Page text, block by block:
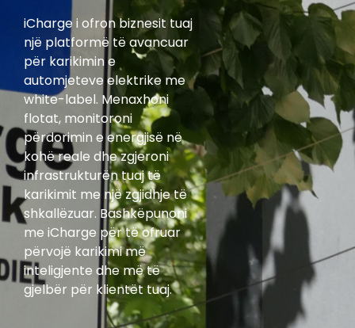
iCharge i ofron biznesit tuaj
një platformë të avancuar
për karikimin e
automjeteve elektrike me
white-label. Menaxhoni
flotat, monitoroni
përdorimin e energjisë në
kohë reale dhe zgjeroni
infrastrukturën tuaj të
karikimit me një zgjidhje të
shkallëzuar. Bashkëpunoni
me iCharge për të ofruar
përvojë karikimi më
inteligjente dhe më të
gjelbër për klientët tuaj.